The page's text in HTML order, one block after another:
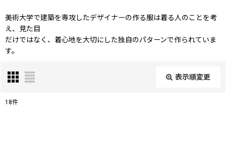
美術大学で建築を専攻したデザイナーの作る服は着る人のことを考
え、見た目
だけではなく、着心地を大切にした独自のパターンで作られていま
す。
表示順変更
18件